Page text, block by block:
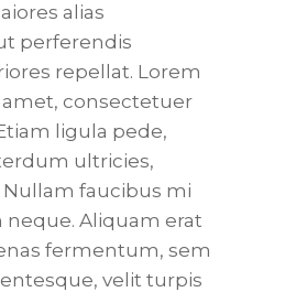
alias
perferendis
repellat. Lorem
consectetuer
ligula pede,
ultricies,
faucibus mi
neque. Aliquam erat
fermentum, sem
velit turpis